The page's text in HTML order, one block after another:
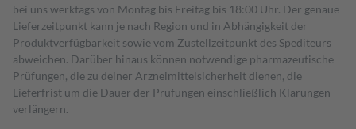
bei uns werktags von Montag bis Freitag bis 18:00 Uhr. Der genaue
Lieferzeitpunkt kann je nach Region und in Abhängigkeit der
Produktverfügbarkeit sowie vom Zustellzeitpunkt des Spediteurs
abweichen. Darüber hinaus können notwendige pharmazeutische
Prüfungen, die zu deiner Arzneimittelsicherheit dienen, die
Lieferfrist um die Dauer der Prüfungen einschließlich Klärungen
verlängern.